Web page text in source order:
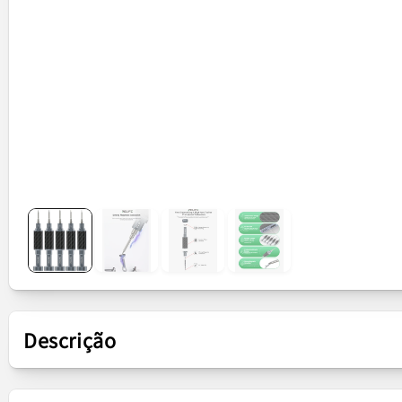
Descrição
Apresentação